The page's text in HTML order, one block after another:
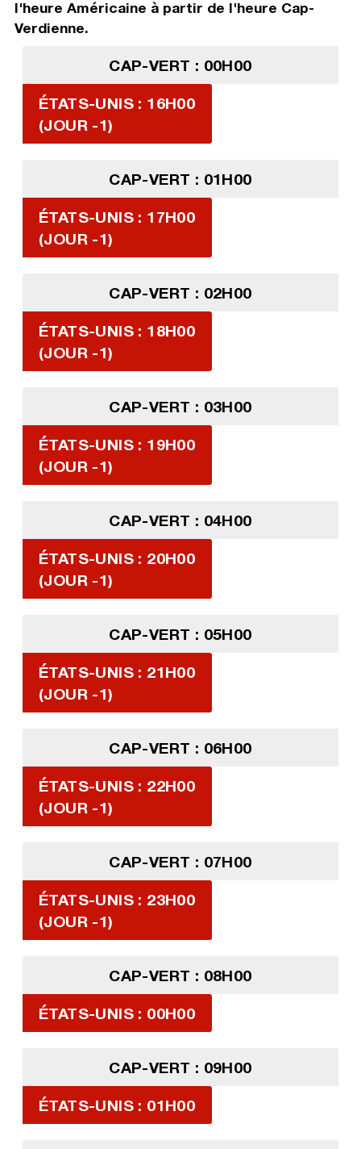
l'heure Américaine à partir de l'heure Cap-
Verdienne.
CAP-VERT : 00H00
ÉTATS-UNIS : 16H00
(JOUR -1)
CAP-VERT : 01H00
ÉTATS-UNIS : 17H00
(JOUR -1)
CAP-VERT : 02H00
ÉTATS-UNIS : 18H00
(JOUR -1)
CAP-VERT : 03H00
ÉTATS-UNIS : 19H00
(JOUR -1)
CAP-VERT : 04H00
ÉTATS-UNIS : 20H00
(JOUR -1)
CAP-VERT : 05H00
ÉTATS-UNIS : 21H00
(JOUR -1)
CAP-VERT : 06H00
ÉTATS-UNIS : 22H00
(JOUR -1)
CAP-VERT : 07H00
ÉTATS-UNIS : 23H00
(JOUR -1)
CAP-VERT : 08H00
ÉTATS-UNIS : 00H00
CAP-VERT : 09H00
ÉTATS-UNIS : 01H00